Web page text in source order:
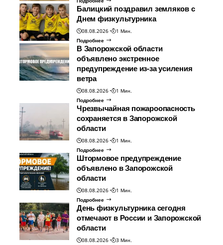
Балицкий поздравил земляков с
Днем физкультурника
08.08.2026
1 Мин.
Подробнее
В Запорожской области
объявлено экстренное
предупреждение из-за усиления
ветра
08.08.2026
1 Мин.
Подробнее
Чрезвычайная пожароопасность
сохраняется в Запорожской
области
08.08.2026
1 Мин.
Подробнее
Штормовое предупреждение
объявлено в Запорожской
области
08.08.2026
1 Мин.
Подробнее
День физкультурника сегодня
отмечают в России и Запорожской
области
08.08.2026
3 Мин.